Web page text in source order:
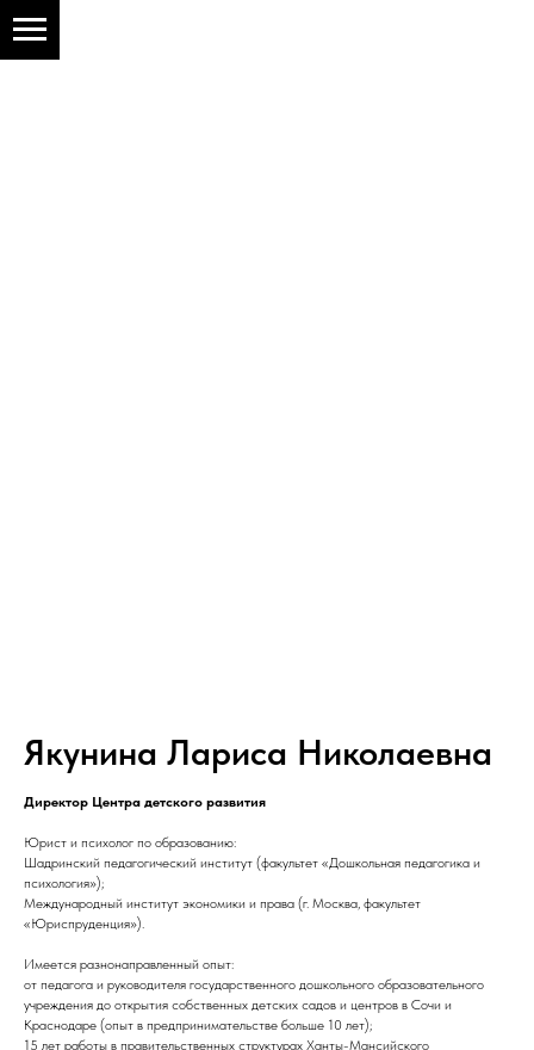
Якунина Лариса Николаевна
Директор Центра детского развития
Юрист и психолог по образованию:
Шадринский педагогический институт (факультет «Дошкольная педагогика и
психология»);
Международный институт экономики и права (г. Москва, факультет
«Юриспруденция»).
Имеется разнонаправленный опыт:
от педагога и руководителя государственного дошкольного образовательного
учреждения до открытия собственных детских садов и центров в Сочи и
Краснодаре (опыт в предпринимательстве больше 10 лет);
15 лет работы в правительственных структурах Ханты-Мансийского